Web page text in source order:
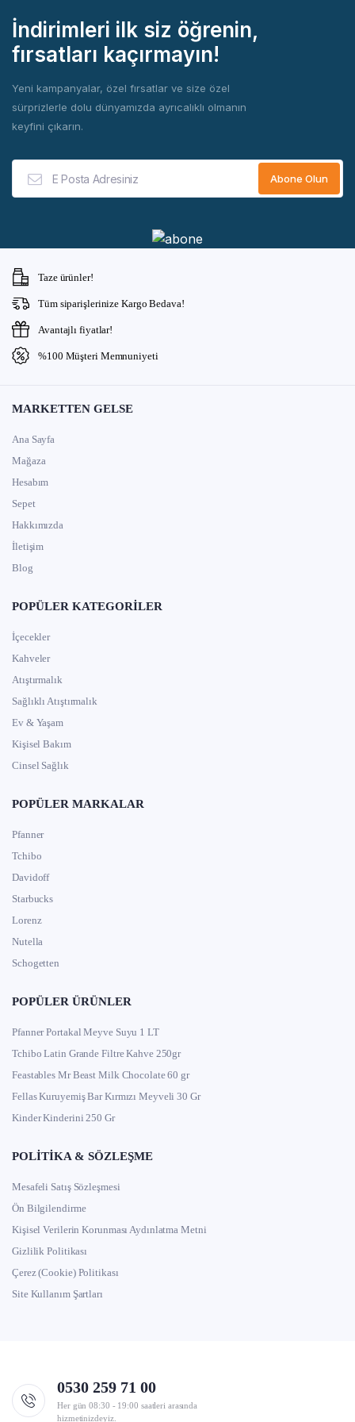
İndirimleri ilk siz öğrenin,
fırsatları kaçırmayın!
Yeni kampanyalar, özel fırsatlar ve size özel
sürprizlerle dolu dünyamızda ayrıcalıklı olmanın
keyfini çıkarın.
Taze ürünler!
Tüm siparişlerinize Kargo Bedava!
Avantajlı fiyatlar!
%100 Müşteri Memnuniyeti
MARKETTEN GELSE
Ana Sayfa
Mağaza
Hesabım
Sepet
Hakkımızda
İletişim
Blog
POPÜLER KATEGORILER
İçecekler
Kahveler
Atıştırmalık
Sağlıklı Atıştırmalık
Ev & Yaşam
Kişisel Bakım
Cinsel Sağlık
POPÜLER MARKALAR
Pfanner
Tchibo
Davidoff
Starbucks
Lorenz
Nutella
Schogetten
POPÜLER ÜRÜNLER
Pfanner Portakal Meyve Suyu 1 LT
Tchibo Latin Grande Filtre Kahve 250gr
Feastables Mr Beast Milk Chocolate 60 gr
Fellas Kuruyemiş Bar Kırmızı Meyveli 30 Gr
Kinder Kinderini 250 Gr
POLITIKA & SÖZLEŞME
Mesafeli Satış Sözleşmesi
Ön Bilgilendirme
Kişisel Verilerin Korunması Aydınlatma Metni
Gizlilik Politikası
Çerez (Cookie) Politikası
Site Kullanım Şartları
0530 259 71 00
Her gün 08:30 - 19:00 saatleri arasında
hizmetinizdeyiz.